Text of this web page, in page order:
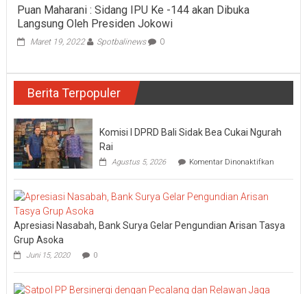
Puan Maharani : Sidang IPU Ke -144 akan Dibuka
Langsung Oleh Presiden Jokowi
Maret 19, 2022 Spotbalinews 0
Berita Terpopuler
Komisi I DPRD Bali Sidak Bea Cukai Ngurah
Rai
Agustus 5, 2026 Komentar Dinonaktifkanpada
I
Bea
Apresiasi Nasabah, Bank Surya Gelar Pengundian Arisan Tasya
Grup Asoka
Juni 15, 2020 0